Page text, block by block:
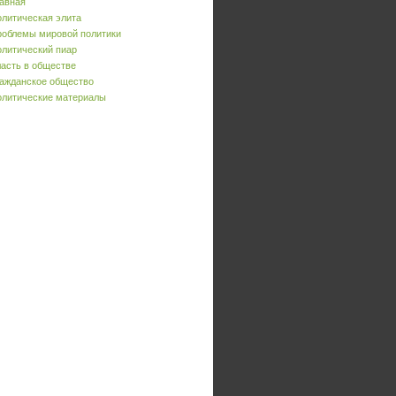
элита
мировой политики
пиар
в обществе
общество
материалы